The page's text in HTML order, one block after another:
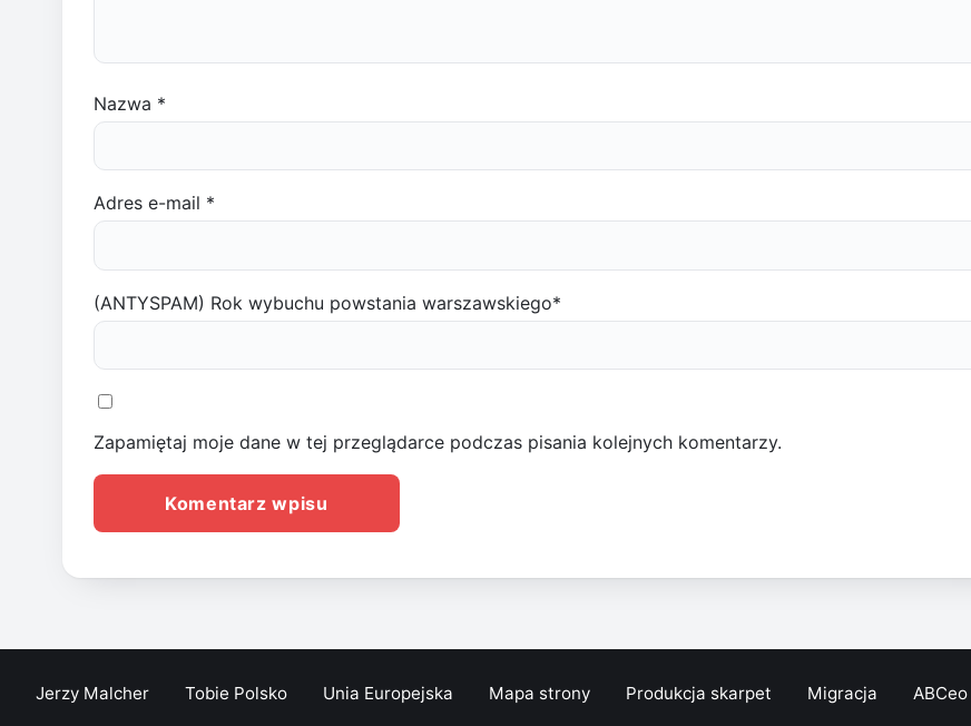
Nazwa *
Adres e-mail *
(ANTYSPAM) Rok wybuchu powstania warszawskiego*
Zapamiętaj moje dane w tej przeglądarce podczas pisania kolejnych komentarzy.
Jerzy Malcher Tobie Polsko Unia Europejska Mapa strony Produkcja skarpet Migracja ABCeo